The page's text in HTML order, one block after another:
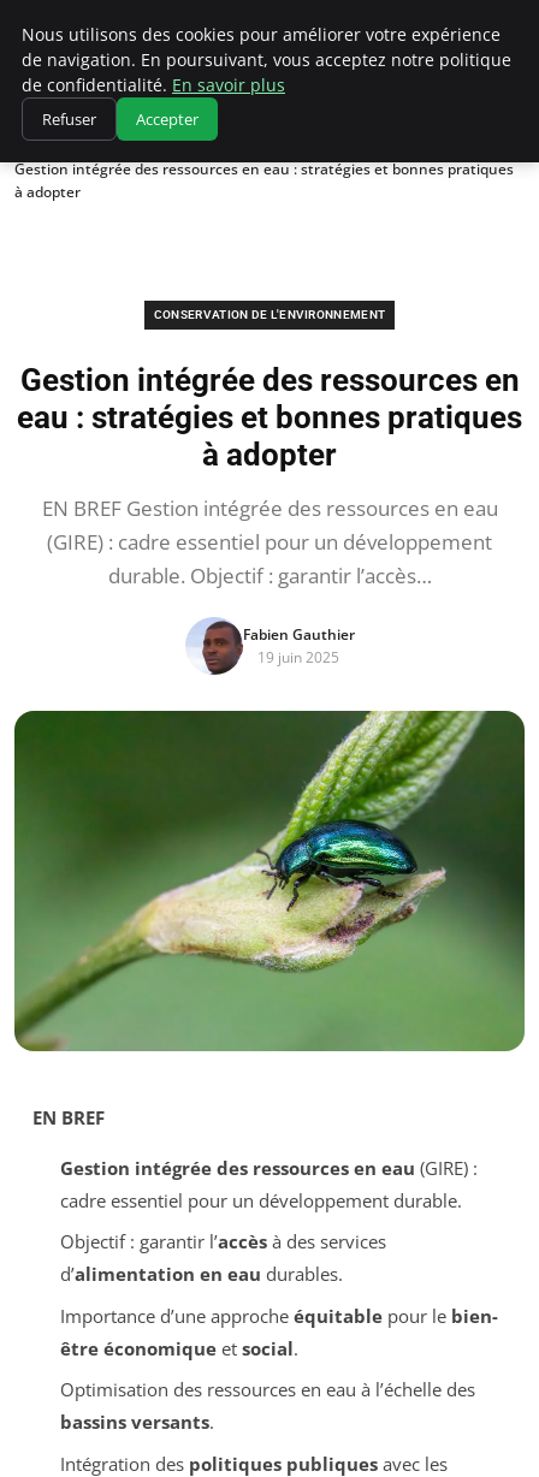
Climatedebtagents
Accueil
Conservation de l'environnement
Gestion intégrée des ressources en eau : stratégies et bonnes pratiques
à adopter
CONSERVATION DE L'ENVIRONNEMENT
Gestion intégrée des ressources en
eau : stratégies et bonnes pratiques
à adopter
EN BREF Gestion intégrée des ressources en eau
(GIRE) : cadre essentiel pour un développement
durable. Objectif : garantir l’accès…
Fabien Gauthier
19 juin 2025
EN BREF
Gestion intégrée des ressources en eau (GIRE) :
cadre essentiel pour un développement durable.
Objectif : garantir l’accèsà des services
d’alimentation en eau durables.
Importance d’une approche équitablepour le bien-
être économiqueet social.
Optimisation des ressources en eau à l’échelle des
bassins versants.
Intégration des politiques publiquesavec les
Nous utilisons des cookies pour améliorer votre expérience
de navigation. En poursuivant, vous acceptez notre politique
de confidentialité. En savoir plus
Refuser Accepter